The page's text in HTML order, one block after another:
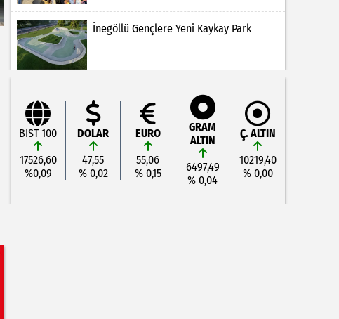
İnegöllü Gençlere Yeni Kaykay Park
BIST 100
17526,60
%0,09
DOLAR
47,55
% 0,02
EURO
55,06
% 0,15
GRAM
ALTIN
6497,49
% 0,04
Ç. ALTIN
10219,40
% 0,00